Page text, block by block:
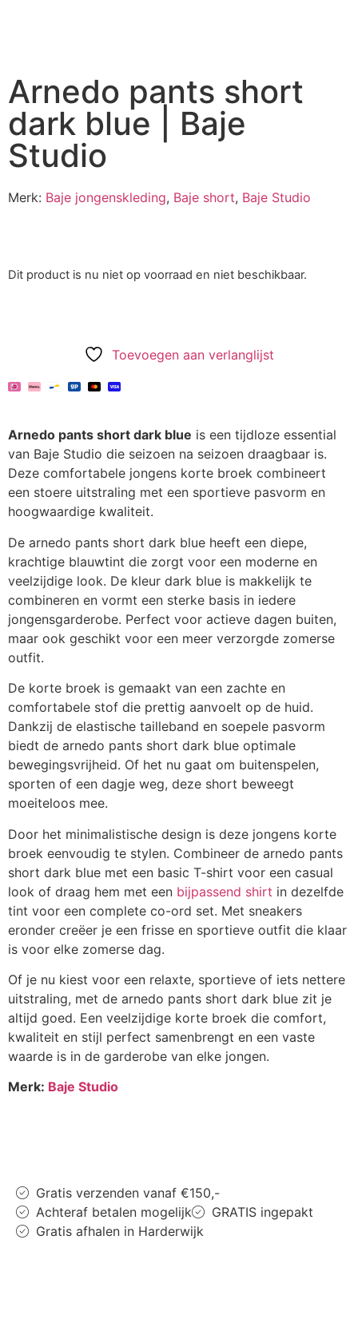
Arnedo pants short
dark blue | Baje
Studio
Merk: Baje jongenskleding, Baje short, Baje Studio
Dit product is nu niet op voorraad en niet beschikbaar.
Toevoegen aan verlanglijst
Arnedo pants short dark blue is een tijdloze essential
van Baje Studio die seizoen na seizoen draagbaar is.
Deze comfortabele jongens korte broek combineert
een stoere uitstraling met een sportieve pasvorm en
hoogwaardige kwaliteit.
De arnedo pants short dark blue heeft een diepe,
krachtige blauwtint die zorgt voor een moderne en
veelzijdige look. De kleur dark blue is makkelijk te
combineren en vormt een sterke basis in iedere
jongensgarderobe. Perfect voor actieve dagen buiten,
maar ook geschikt voor een meer verzorgde zomerse
outfit.
De korte broek is gemaakt van een zachte en
comfortabele stof die prettig aanvoelt op de huid.
Dankzij de elastische tailleband en soepele pasvorm
biedt de arnedo pants short dark blue optimale
bewegingsvrijheid. Of het nu gaat om buitenspelen,
sporten of een dagje weg, deze short beweegt
moeiteloos mee.
Door het minimalistische design is deze jongens korte
broek eenvoudig te stylen. Combineer de arnedo pants
short dark blue met een basic T-shirt voor een casual
look of draag hem met een bijpassend shirt in dezelfde
tint voor een complete co-ord set. Met sneakers
eronder creëer je een frisse en sportieve outfit die klaar
is voor elke zomerse dag.
Of je nu kiest voor een relaxte, sportieve of iets nettere
uitstraling, met de arnedo pants short dark blue zit je
altijd goed. Een veelzijdige korte broek die comfort,
kwaliteit en stijl perfect samenbrengt en een vaste
waarde is in de garderobe van elke jongen.
Merk: Baje Studio
Gratis verzenden vanaf €150,-
Achteraf betalen mogelijk
GRATIS ingepakt
Gratis afhalen in Harderwijk